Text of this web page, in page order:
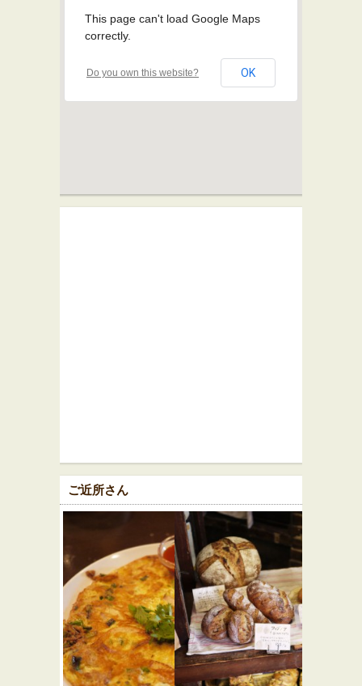
This page can't load Google Maps
correctly.
Do you own this website? OK
ご近所さん